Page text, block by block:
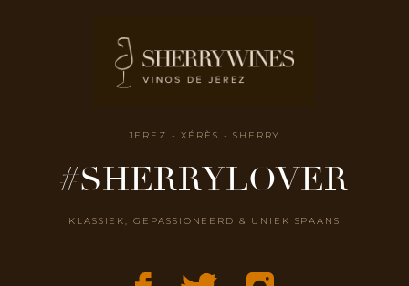
JEREZ - XÉRÈS - SHERRY
#SHERRYLOVER
KLASSIEK, GEPASSIONEERD & UNIEK SPAANS